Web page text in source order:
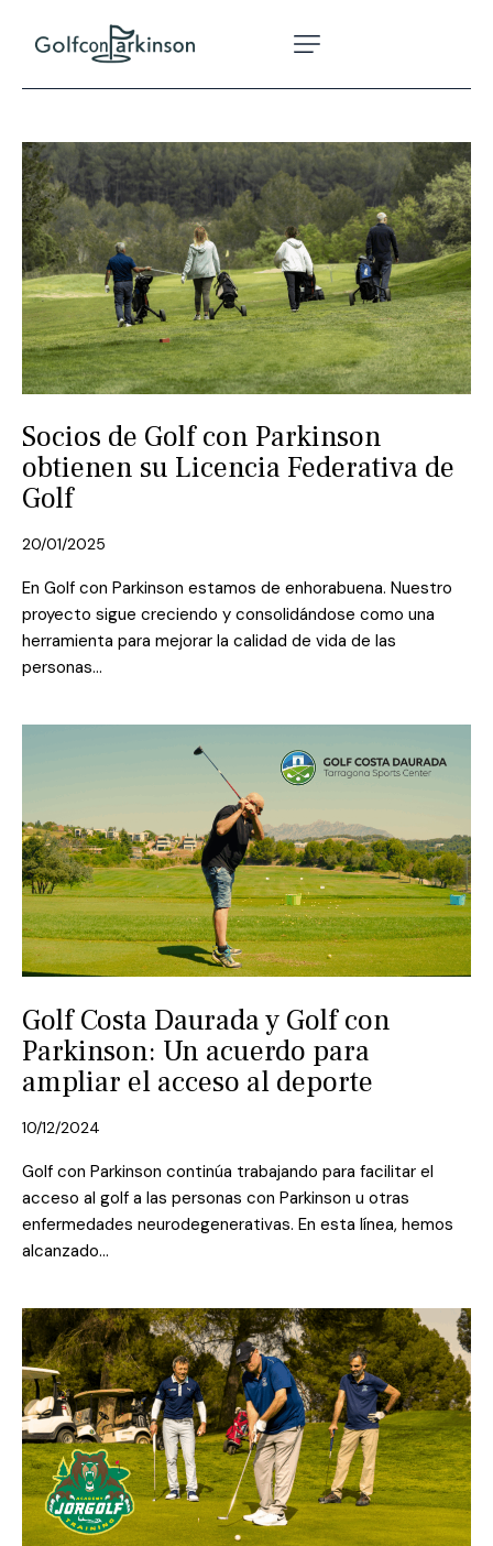
Socios de Golf con Parkinson
obtienen su Licencia Federativa de
Golf
20/01/2025
En Golf con Parkinson estamos de enhorabuena. Nuestro
proyecto sigue creciendo y consolidándose como una
herramienta para mejorar la calidad de vida de las
personas…
Golf Costa Daurada y Golf con
Parkinson: Un acuerdo para
ampliar el acceso al deporte
10/12/2024
Golf con Parkinson continúa trabajando para facilitar el
acceso al golf a las personas con Parkinson u otras
enfermedades neurodegenerativas. En esta línea, hemos
alcanzado…